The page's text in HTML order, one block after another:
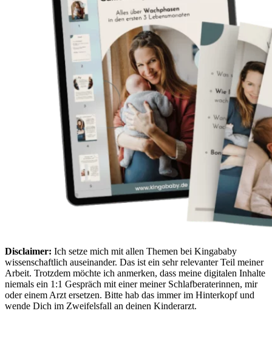
Disclaimer: Ich setze mich mit allen Themen bei Kingababy
wissenschaftlich auseinander. Das ist ein sehr relevanter Teil meiner
Arbeit. Trotzdem möchte ich anmerken, dass meine digitalen Inhalte
niemals ein 1:1 Gespräch mit einer meiner Schlafberaterinnen, mir
oder einem Arzt ersetzen. Bitte hab das immer im Hinterkopf und
wende Dich im Zweifelsfall an deinen Kinderarzt.